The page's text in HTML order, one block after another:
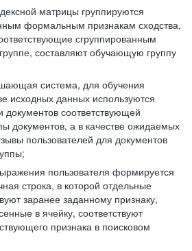
матрицы группируются
формальным признакам сходства,
сгруппированным
составляют обучающую группу
система, для обучения
исходных данных используются
документов соответствующей
документов, а в качестве ожидаемых
пользователей для документов
пользователя формируется
строка, в которой отдельные
заранее заданному признаку,
в ячейку, соответствуют
признака в поисковом